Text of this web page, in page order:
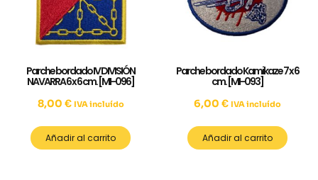
Parche bordado IV DIVISIÓN
NAVARRA 6 x 6 cm. [MI-096]
8,00 € IVA incluído
Añadir al carrito
Parche bordado Kamikaze 7 x 6
cm. [MI-093]
6,00 € IVA incluído
Añadir al carrito